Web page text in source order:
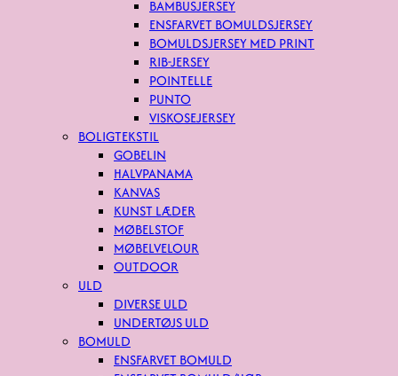
BAMBUSJERSEY
ENSFARVET BOMULDSJERSEY
BOMULDSJERSEY MED PRINT
RIB-JERSEY
POINTELLE
PUNTO
VISKOSEJERSEY
BOLIGTEKSTIL
GOBELIN
HALVPANAMA
KANVAS
KUNST LÆDER
MØBELSTOF
MØBELVELOUR
OUTDOOR
ULD
DIVERSE ULD
UNDERTØJS ULD
BOMULD
ENSFARVET BOMULD